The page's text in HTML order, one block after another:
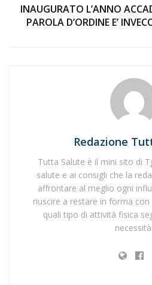
INAUGURATO L’ANNO
PAROLA D’ORDINE E’
Redazione
Tutta Salute è il mini sito di
salute e ai consigli che la
affrontare al meglio ogni
riuscire a restare in forma
quali tipo di attività fisica
necessità.